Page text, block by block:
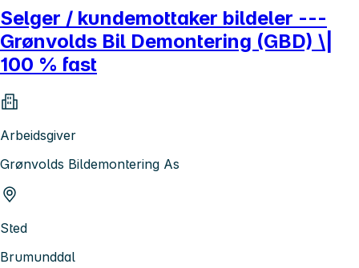
Selger / kundemottaker bildeler ---
Grønvolds Bil Demontering (GBD) \|
100 % fast
Arbeidsgiver
Grønvolds Bildemontering As
Sted
Brumunddal